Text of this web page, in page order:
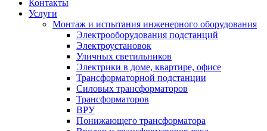
Контакты
Услуги
Монтаж и испытания инженерного оборудования
Электрооборудования подстанций
Электроустановок
Уличных светильников
Электрики в доме, квартире, офисе
Трансформаторной подстанции
Силовых трансформаторов
Трансформаторов
ВРУ
Понижающего трансформатора